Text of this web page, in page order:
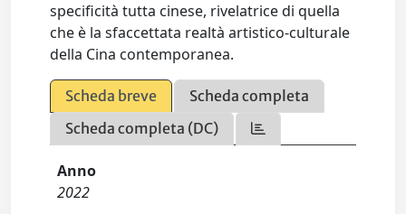
specificità tutta cinese, rivelatrice di quella
che è la sfaccettata realtà artistico-culturale
della Cina contemporanea.
Scheda breve
Scheda completa
Scheda completa (DC)
Anno
2022